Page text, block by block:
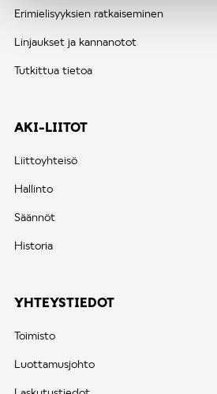
Erimielisyyksien ratkaiseminen
Linjaukset ja kannanotot
Tutkittua tietoa
AKI-LIITOT
Liittoyhteisö
Hallinto
Säännöt
Historia
YHTEYSTIEDOT
Toimisto
Luottamusjohto